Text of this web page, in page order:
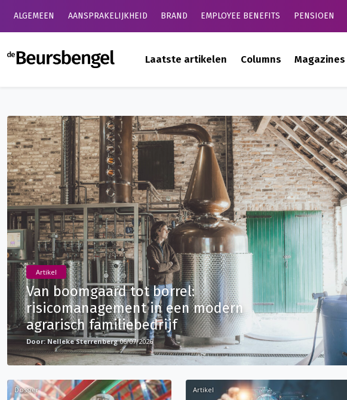
ALGEMEEN AANSPRAKELIJKHEID BRAND EMPLOYEE BENEFITS PENSIOEN
de Beursbengel
Laatste artikelen Columns Magazines
Artikel
Van boomgaard tot borrel:
risicomanagement in een modern
agrarisch familiebedrijf
Nelleke Sterrenberg 06/07/2026
Dossier Artikel